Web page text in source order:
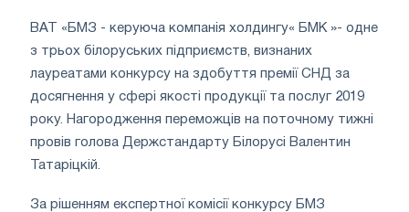
ВАТ «БМЗ - керуюча компанія холдингу« БМК »- одне
з трьох білоруських підприємств, визнаних
лауреатами конкурсу на здобуття премії СНД за
досягнення у сфері якості продукції та послуг 2019
року. Нагородження переможців на поточному тижні
провів голова Держстандарту Білорусі Валентин
Татаріцкій.
За рішенням експертної комісії конкурсу БМЗ